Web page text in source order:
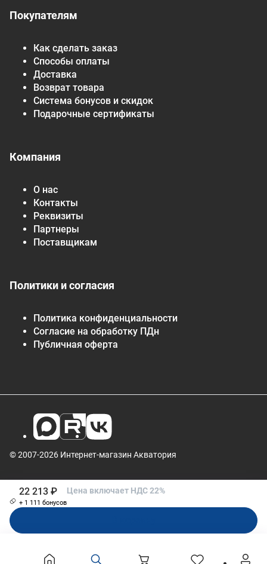
22 213 ₽
+ 1 111 бонусов
Цена включает НДС 22%
Покупателям
Как сделать заказ
Способы оплаты
Доставка
Возврат товара
Система бонусов и скидок
Подарочные сертификаты
Компания
О нас
Контакты
Реквизиты
Партнеры
Поставщикам
Политики и согласия
Политика конфиденциальности
Согласие на обработку ПДн
Публичная оферта
© 2007-2026 Интернет-магазин Акватория